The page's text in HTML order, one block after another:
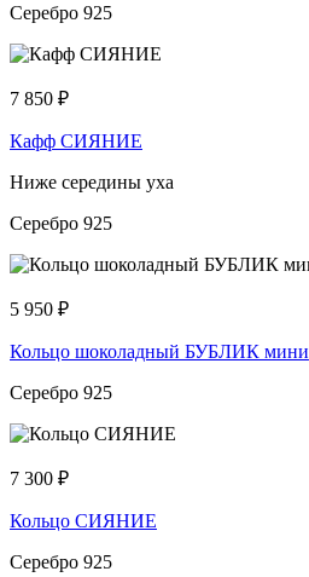
Серебро 925
7 850 ₽
Кафф СИЯНИЕ
Ниже середины уха
Серебро 925
5 950 ₽
Кольцо шоколадный БУБЛИК мини
Серебро 925
7 300 ₽
Кольцо СИЯНИЕ
Серебро 925